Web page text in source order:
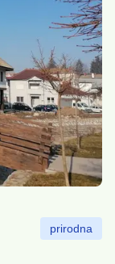
prirodna